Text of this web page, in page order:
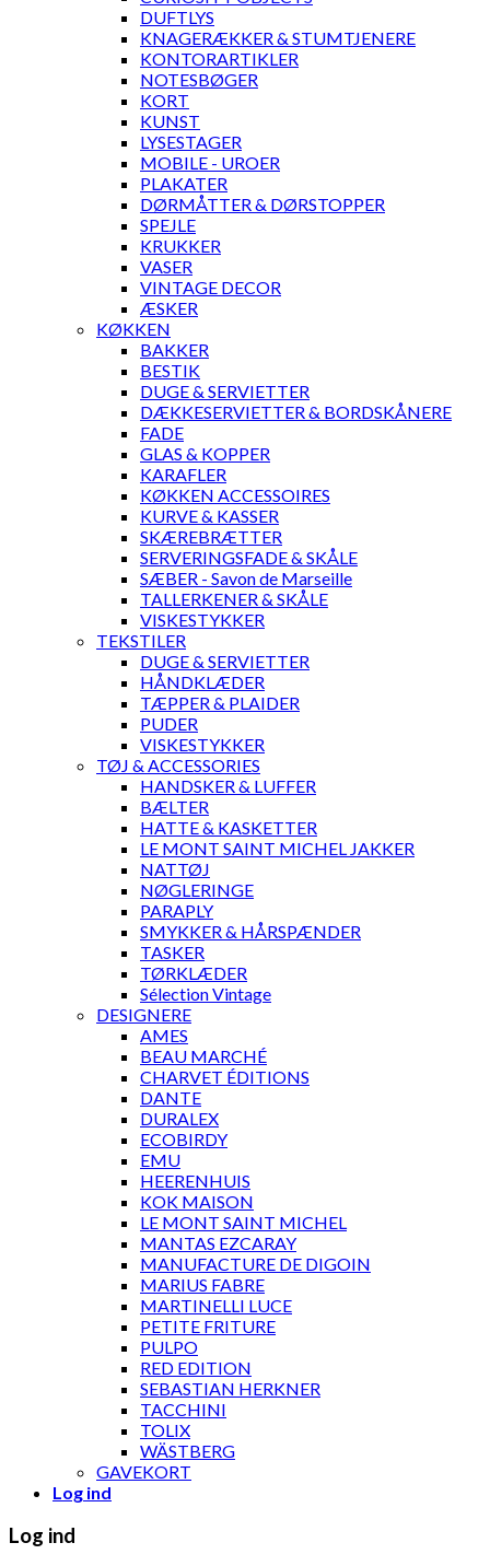
DUFTLYS
KNAGERÆKKER & STUMTJENERE
KONTORARTIKLER
NOTESBØGER
KORT
KUNST
LYSESTAGER
MOBILE - UROER
PLAKATER
DØRMÅTTER & DØRSTOPPER
SPEJLE
KRUKKER
VASER
VINTAGE DECOR
ÆSKER
KØKKEN
BAKKER
BESTIK
DUGE & SERVIETTER
DÆKKESERVIETTER & BORDSKÅNERE
FADE
GLAS & KOPPER
KARAFLER
KØKKEN ACCESSOIRES
KURVE & KASSER
SKÆREBRÆTTER
SERVERINGSFADE & SKÅLE
SÆBER - Savon de Marseille
TALLERKENER & SKÅLE
VISKESTYKKER
TEKSTILER
DUGE & SERVIETTER
HÅNDKLÆDER
TÆPPER & PLAIDER
PUDER
VISKESTYKKER
TØJ & ACCESSORIES
HANDSKER & LUFFER
BÆLTER
HATTE & KASKETTER
LE MONT SAINT MICHEL JAKKER
NATTØJ
NØGLERINGE
PARAPLY
SMYKKER & HÅRSPÆNDER
TASKER
TØRKLÆDER
Sélection Vintage
DESIGNERE
AMES
BEAU MARCHÉ
CHARVET ÉDITIONS
DANTE
DURALEX
ECOBIRDY
EMU
HEERENHUIS
KOK MAISON
LE MONT SAINT MICHEL
MANTAS EZCARAY
MANUFACTURE DE DIGOIN
MARIUS FABRE
MARTINELLI LUCE
PETITE FRITURE
PULPO
RED EDITION
SEBASTIAN HERKNER
TACCHINI
TOLIX
WÄSTBERG
GAVEKORT
Log ind
Log ind